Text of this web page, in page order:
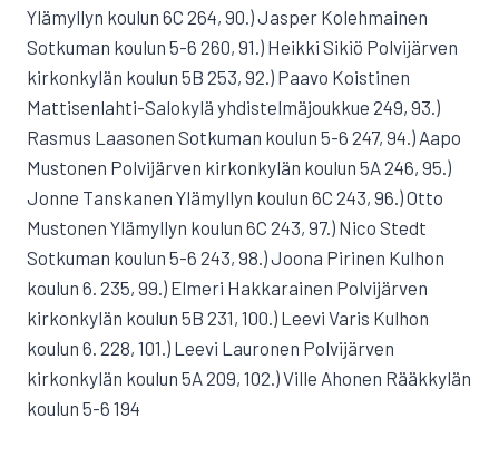
Ylämyllyn koulun 6C 264, 90.) Jasper Kolehmainen
Sotkuman koulun 5-6 260, 91.) Heikki Sikiö Polvijärven
kirkonkylän koulun 5B 253, 92.) Paavo Koistinen
Mattisenlahti-Salokylä yhdistelmäjoukkue 249, 93.)
Rasmus Laasonen Sotkuman koulun 5-6 247, 94.) Aapo
Mustonen Polvijärven kirkonkylän koulun 5A 246, 95.)
Jonne Tanskanen Ylämyllyn koulun 6C 243, 96.) Otto
Mustonen Ylämyllyn koulun 6C 243, 97.) Nico Stedt
Sotkuman koulun 5-6 243, 98.) Joona Pirinen Kulhon
koulun 6. 235, 99.) Elmeri Hakkarainen Polvijärven
kirkonkylän koulun 5B 231, 100.) Leevi Varis Kulhon
koulun 6. 228, 101.) Leevi Lauronen Polvijärven
kirkonkylän koulun 5A 209, 102.) Ville Ahonen Rääkkylän
koulun 5-6 194